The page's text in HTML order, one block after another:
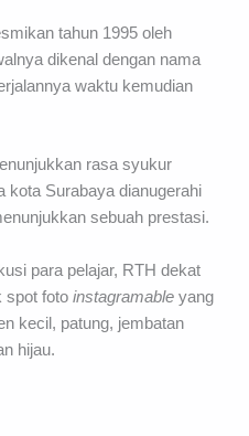
tahun 1995 oleh
dikenal dengan nama
waktu kemudian
rasa syukur
kota Surabaya dianugerahi
sebuah prestasi.
para pelajar, RTH dekat
spot fotoinstagramable yang
kecil, patung, jembatan
hijau.